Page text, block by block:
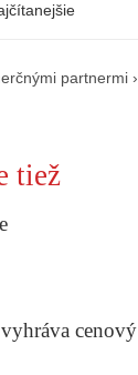
partnermi ›
tiež
cenový